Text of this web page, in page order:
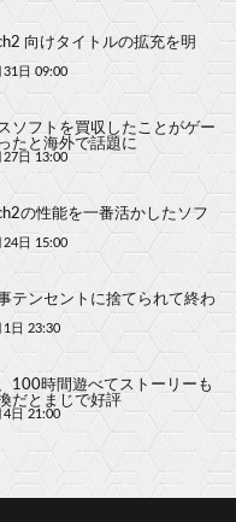
向けタイトルの拡充を明
31日 09:00
ソフトを買収したことがゲー
たと海外で話題に
27日 13:00
の性能を一番活かしたソフ
24日 15:00
テンセントに捨てられて終わ
1日 23:30
100時間遊べてストーリーも
だとまじで好評
4日 21:00